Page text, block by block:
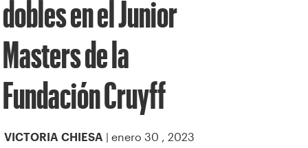
dobles en el Junior
Masters de la
Fundación Cruyff
VICTORIA CHIESA | enero 30 , 2023